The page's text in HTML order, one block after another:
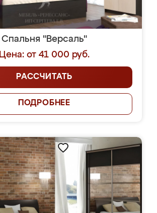
Спальня "Версаль"
Цена: от 41 000 руб.
РАССЧИТАТЬ
ПОДРОБНЕЕ